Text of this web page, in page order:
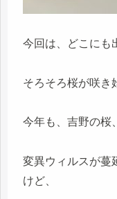
今回は、どこにも
そろそろ桜が咲き
今年も、吉野の桜
変異ウィルスが蔓
けど、